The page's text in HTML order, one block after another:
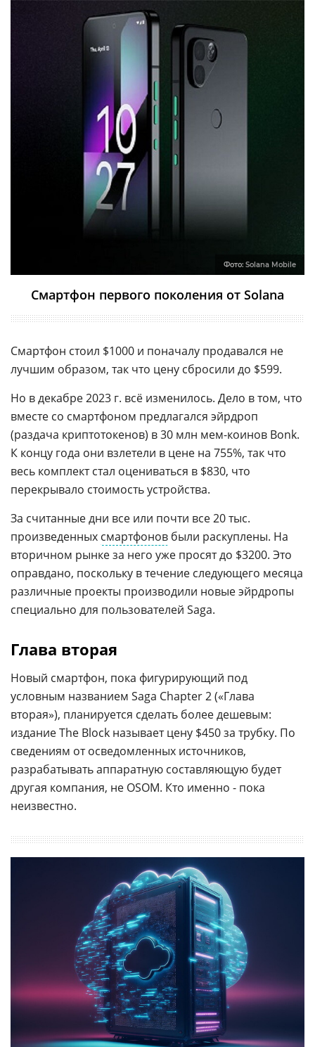
Фото: Solana Mobile
Смартфон первого поколения от Solana
Смартфон стоил $1000 и поначалу продавался не
лучшим образом, так что цену сбросили до $599.
Но в декабре 2023 г. всё изменилось. Дело в том, что
вместе со смартфоном предлагался эйрдроп
(раздача криптотокенов) в 30 млн мем-коинов Bonk.
К концу года они взлетели в цене на 755%, так что
весь комплект стал оцениваться в $830, что
перекрывало стоимость устройства.
За считанные дни все или почти все 20 тыс.
произведенных смартфонов были раскуплены. На
вторичном рынке за него уже просят до $3200. Это
оправдано, поскольку в течение следующего месяца
различные проекты производили новые эйрдропы
специально для пользователей Saga.
Глава вторая
Новый смартфон, пока фигурирующий под
условным названием Saga Chapter 2 («Глава
вторая»), планируется сделать более дешевым:
издание The Block называет цену $450 за трубку. По
сведениям от осведомленных источников,
разрабатывать аппаратную составляющую будет
другая компания, не OSOM. Кто именно - пока
неизвестно.